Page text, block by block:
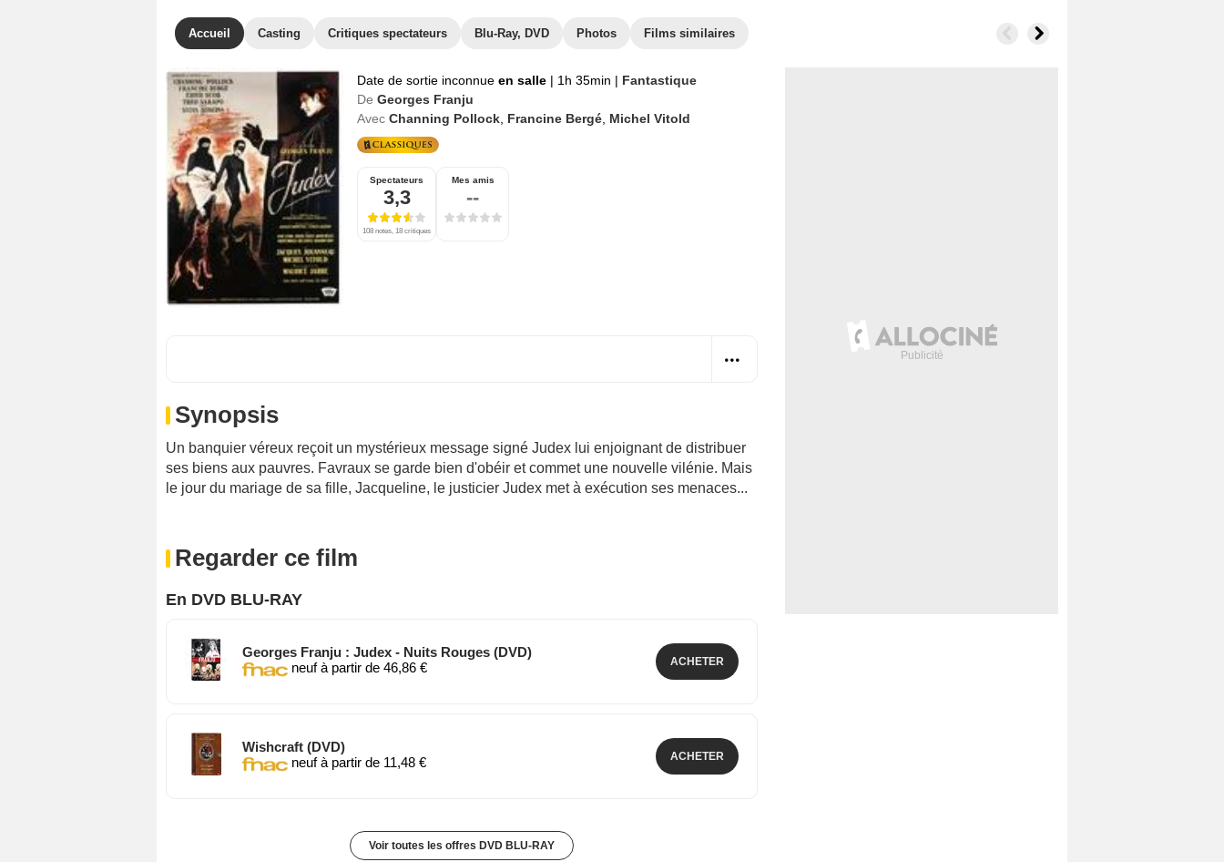
Accueil Casting Critiques spectateurs Blu-Ray, DVD Photos Films similaires
Date de sortie inconnue en salle | 1h 35min | Fantastique
De Georges Franju
Avec Channing Pollock Francine Bergé Michel Vitold
Spectateurs
3,3
108 notes, 18 critiques
Mes amis
--
Synopsis
Un banquier véreux reçoit un mystérieux message signé Judex lui enjoignant de distribuer
ses biens aux pauvres. Favraux se garde bien d'obéir et commet une nouvelle vilénie. Mais
le jour du mariage de sa fille, Jacqueline, le justicier Judex met à exécution ses menaces...
Regarder ce film
En DVD BLU-RAY
Georges Franju : Judex - Nuits Rouges (DVD)
neuf à partir de 46,86 €
ACHETER
Wishcraft (DVD)
neuf à partir de 11,48 €
ACHETER
Voir toutes les offres DVD BLU-RAY